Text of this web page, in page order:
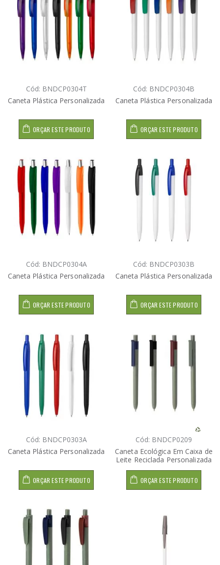
Cód: BNDCP0304T
Caneta Plástica Personalizada
ORÇAR ESTE PRODUTO
Cód: BNDCP0304B
Caneta Plástica Personalizada
ORÇAR ESTE PRODUTO
Cód: BNDCP0304A
Caneta Plástica Personalizada
ORÇAR ESTE PRODUTO
Cód: BNDCP0303B
Caneta Plástica Personalizada
ORÇAR ESTE PRODUTO
Cód: BNDCP0303A
Caneta Plástica Personalizada
ORÇAR ESTE PRODUTO
Cód: BNDCP0209
Caneta Ecológica Em Caixa de
Leite Reciclada Personalizada
ORÇAR ESTE PRODUTO